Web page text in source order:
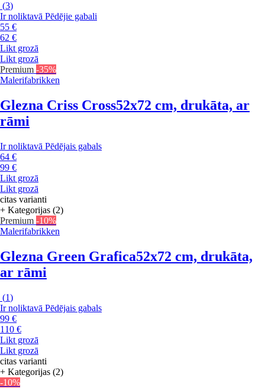
(3)
Ir noliktavā Pēdējie gabali
55 €
62 €
Likt grozā
Likt grozā
Premium -35%
Malerifabrikken
Glezna Criss Cross52x72 cm, drukāta, ar
rāmi
Ir noliktavā Pēdējais gabals
64 €
99 €
Likt grozā
Likt grozā
citas varianti
+ Kategorijas (2)
Premium -10%
Malerifabrikken
Glezna Green Grafica52x72 cm, drukāta,
ar rāmi
(1)
Ir noliktavā Pēdējais gabals
99 €
110 €
Likt grozā
Likt grozā
citas varianti
+ Kategorijas (2)
-10%